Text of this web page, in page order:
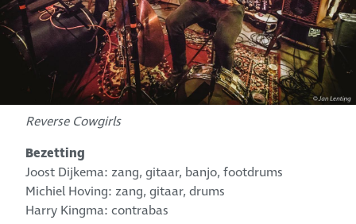
Reverse Cowgirls
Bezetting
Joost Dijkema: zang, gitaar, banjo, footdrums
Michiel Hoving: zang, gitaar, drums
Harry Kingma: contrabas